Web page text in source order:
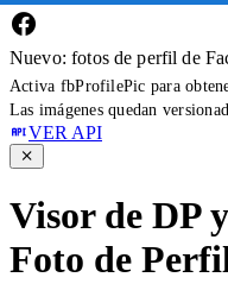
Nuevo: fotos de perfil de
Activa fbProfilePic para
Las imágenes quedan
VER API
Visor de DP
Foto de